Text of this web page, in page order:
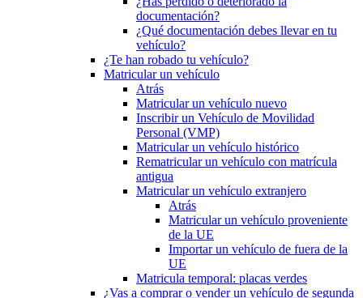
documentación?
¿Qué documentación debes llevar en tu
vehículo?
¿Te han robado tu vehículo?
Matricular un vehículo
Atrás
Matricular un vehículo nuevo
Inscribir un Vehículo de Movilidad
Personal (VMP)
Matricular un vehículo histórico
Rematricular un vehículo con matrícula
antigua
Matricular un vehículo extranjero
Atrás
Matricular un vehículo proveniente
de la UE
Importar un vehículo de fuera de la
UE
Matricula temporal: placas verdes
¿Vas a comprar o vender un vehículo de segunda